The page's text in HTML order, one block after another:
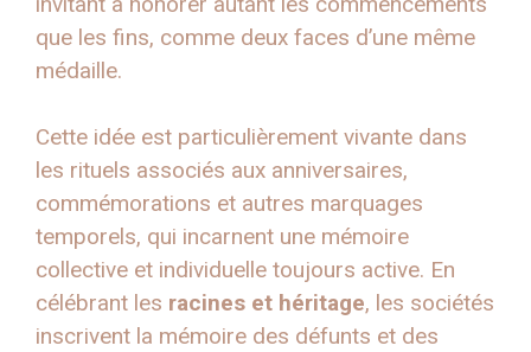
que les fins, comme deux faces d’une même
médaille.
Cette idée est particulièrement vivante dans
les rituels associés aux anniversaires,
commémorations et autres marquages
temporels, qui incarnent une mémoire
collective et individuelle toujours active. En
célébrant les racines et héritage, les sociétés
inscrivent la mémoire des défunts et des